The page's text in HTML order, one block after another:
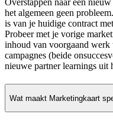
Overstappen naar een
het algemeen geen
is van je huidige contract
Probeer met je vorige
inhoud van voorgaand
campagnes (beide
nieuwe partner learnings uit
Wat maakt Marketingkaart